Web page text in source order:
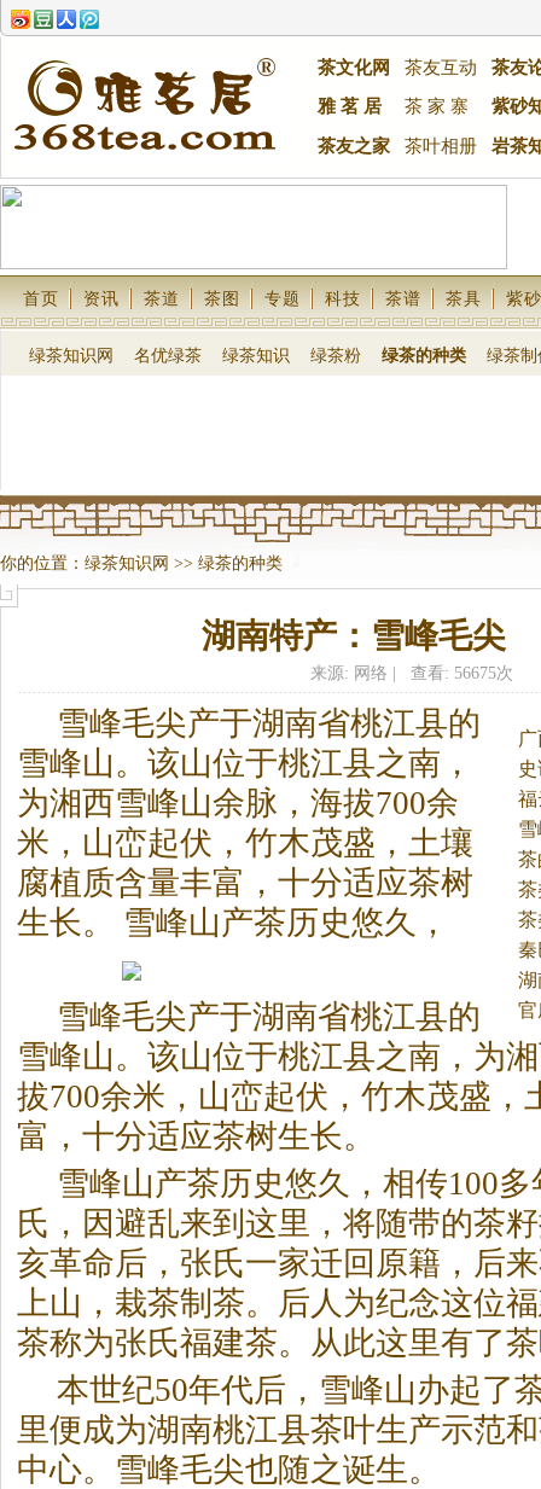
茶文化网 茶友互动
茶友
雅 茗 居
茶 家 寨 紫砂
茶友之家 茶叶相册 岩茶
首页 资讯 茶道 茶图 专题 科技 茶谱 茶具 紫砂
绿茶知识网 名优绿茶 绿茶知识 绿茶粉 绿茶的种类 绿茶
你的位置： 绿茶知识网 >> 绿茶的种类
湖南特产：雪峰毛尖
来源: 网络 | 查看: 56675次
雪峰毛尖产于湖南省桃江县的
雪峰山。 该山位于桃江县之南，
为湘西雪峰山余脉，海拔700余
米，山峦起伏，竹木茂盛，土壤
腐植质含量丰富，十分适应茶树
生长。 雪峰山产茶历史悠久，
雪峰毛尖产于湖南省桃江县的
雪峰山。该山位于桃江县之南，为
拔700余米，山峦起伏，竹木茂盛，
富，十分适应茶树生长。
雪峰山产茶历史悠久，相传100
氏，因避乱来到这里，将随带的茶
亥革命后，张氏一家迁回原籍，后
上山，栽茶制茶。后人为纪念这位
茶称为张氏福建茶。从此这里有了
本世纪50年代后，雪峰山办起了
里便成为湖南桃江县茶叶生产示范
中心。雪峰毛尖也随之诞生。